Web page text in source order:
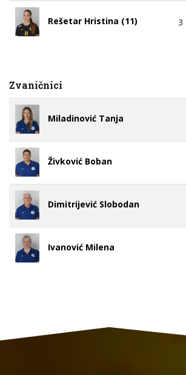
Rešetar Hristina (11) 3
Zvaničnici
Miladinović Tanja
Živković Boban
Dimitrijević Slobodan
Ivanović Milena